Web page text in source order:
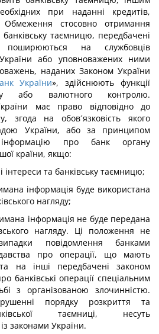
при наданні кредитів,
Обмеження стосовно отримання
таємницю, передбачені
на службовців
або уповноважених ними
наданих Законом України
України», здійснюють функції
або валютного контролю.
має право відповідно до
згода на обов´язковість якого
України, або за принципом
інформацію про банк органу
країни, якщо:
та банківську таємницю;
інформація буде використана
нагляду;
інформація не буде передана
нагляду. Ці положення не
повідомлення банками
про операції, що мають
на інші передбачені законом
банківські операції спеціальним
з організованою злочинністю.
порядку розкриття та
таємниці, несуть
із законами України.